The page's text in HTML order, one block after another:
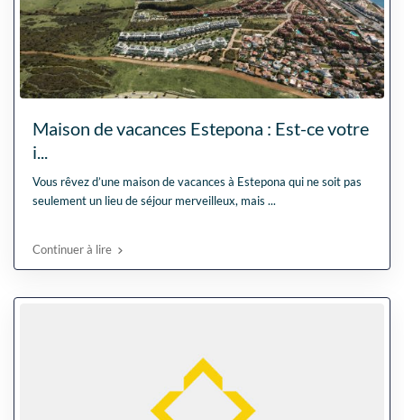
Maison de vacances Estepona : Est-ce votre
i...
Vous rêvez d’une maison de vacances à Estepona qui ne soit pas
seulement un lieu de séjour merveilleux, mais...
Continuer à lire